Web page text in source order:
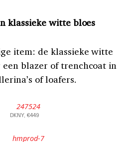
klassieke witte bloes
item: de klassieke witte
een blazer of trenchcoat in
of loafers.
DKNY, €449